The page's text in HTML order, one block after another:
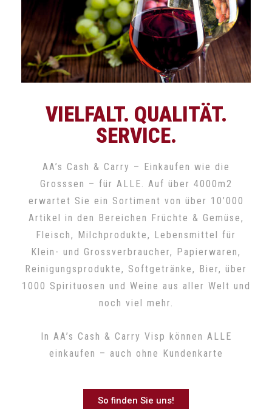
VIELFALT. QUALITÄT.
SERVICE.
AA’s Cash & Carry – Einkaufen wie die
Grosssen – für ALLE. Auf über 4000m2
erwartet Sie ein Sortiment von über 10’000
Artikel in den Bereichen Früchte & Gemüse,
Fleisch, Milchprodukte, Lebensmittel für
Klein- und Grossverbraucher, Papierwaren,
Reinigungsprodukte, Softgetränke, Bier, über
1000 Spirituosen und Weine aus aller Welt und
noch viel mehr.
In AA’s Cash & Carry Visp können ALLE
einkaufen – auch ohne Kundenkarte
So finden Sie uns!